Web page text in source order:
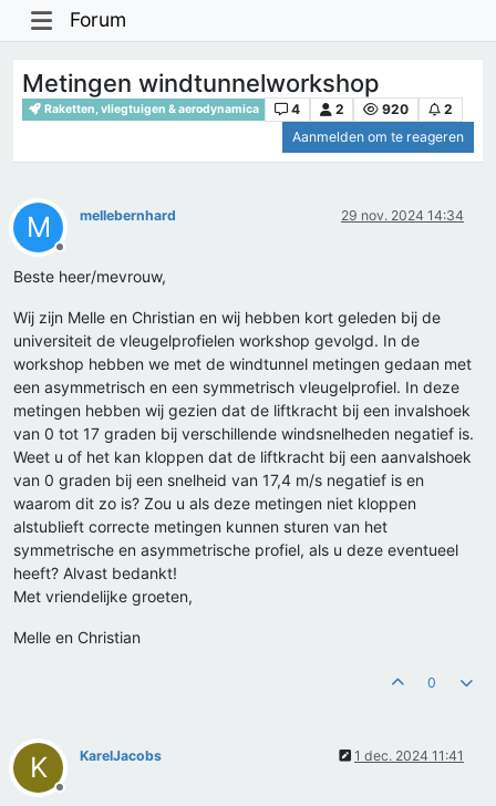
Forum
Metingen windtunnelworkshop
Raketten, vliegtuigen & aerodynamica 4 2 920
2
Aanmelden om te reageren
M
Offline
mellebernhard 29 nov. 2024 14:34
Beste heer/mevrouw,
Wij zijn Melle en Christian en wij hebben kort geleden bij de
universiteit de vleugelprofielen workshop gevolgd. In de
workshop hebben we met de windtunnel metingen gedaan met
een asymmetrisch en een symmetrisch vleugelprofiel. In deze
metingen hebben wij gezien dat de liftkracht bij een invalshoek
van 0 tot 17 graden bij verschillende windsnelheden negatief is.
Weet u of het kan kloppen dat de liftkracht bij een aanvalshoek
van 0 graden bij een snelheid van 17,4 m/s negatief is en
waarom dit zo is? Zou u als deze metingen niet kloppen
alstublieft correcte metingen kunnen sturen van het
symmetrische en asymmetrische profiel, als u deze eventueel
heeft? Alvast bedankt!
Met vriendelijke groeten,
Melle en Christian
0
K
Offline
KarelJacobs 1 dec. 2024 11:41